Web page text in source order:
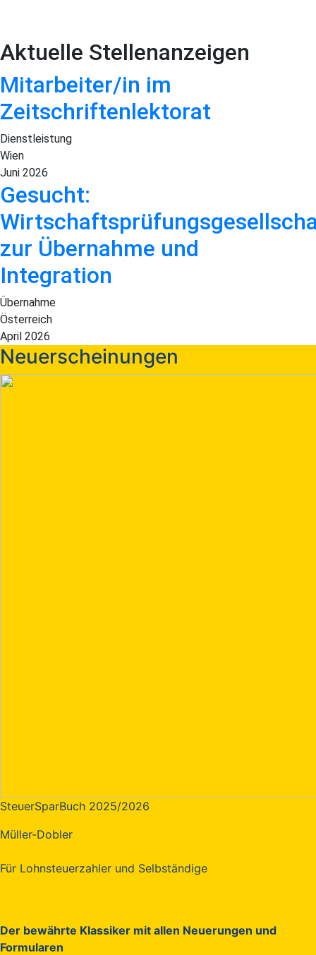
Aktuelle Stellenanzeigen
Mitarbeiter/in im
Zeitschriftenlektorat
Dienstleistung
Wien
Juni 2026
Gesucht:
zur Übernahme und
Integration
Übernahme
Österreich
April 2026
Neuerscheinungen
SteuerSparBuch 2025/2026
Müller-Dobler
Für Lohnsteuerzahler und Selbständige
Der bewährte Klassiker mit allen Neuerungen und
Formularen